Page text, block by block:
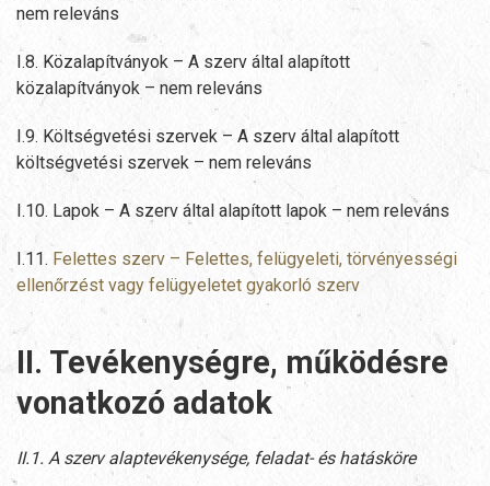
nem releváns
I.8. Közalapítványok – A szerv által alapított
közalapítványok – nem releváns
I.9. Költségvetési szervek – A szerv által alapított
költségvetési szervek – nem releváns
I.10. Lapok – A szerv által alapított lapok – nem releváns
I.11. Felettes szerv – Felettes, felügyeleti, törvényességi
ellenőrzést vagy felügyeletet gyakorló szerv
II. Tevékenységre, működésre
vonatkozó adatok
II.1. A szerv alaptevékenysége, feladat- és hatásköre